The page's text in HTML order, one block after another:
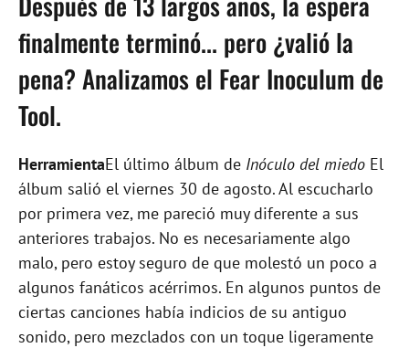
finalmente terminó... pero ¿valió la
pena? Analizamos el Fear Inoculum de
Tool.
HerramientaEl último álbum de Inóculo del miedo El
álbum salió el viernes 30 de agosto. Al escucharlo
por primera vez, me pareció muy diferente a sus
anteriores trabajos. No es necesariamente algo
malo, pero estoy seguro de que molestó un poco a
algunos fanáticos acérrimos. En algunos puntos de
ciertas canciones había indicios de su antiguo
sonido, pero mezclados con un toque ligeramente